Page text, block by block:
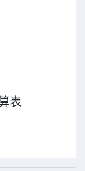
表